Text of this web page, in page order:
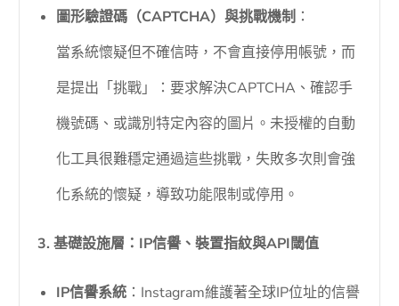
圖形驗證碼（CAPTCHA）與挑戰機制 ：
當系統懷疑但不確信時，不會直接停用帳號，而
是提出「挑戰」：要求解決CAPTCHA、確認手
機號碼、或識別特定內容的圖片。未授權的自動
化工具很難穩定通過這些挑戰，失敗多次則會強
化系統的懷疑，導致功能限制或停用。
3. 基礎設施層：IP信譽、裝置指紋與API閾值
IP信譽系統 ：Instagram維護著全球IP位址的信譽